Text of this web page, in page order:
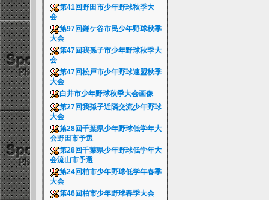
第41回野田市少年野球秋季大
会
第97回鎌ケ谷市民少年野球秋季
大会
第47回我孫子市少年野球秋季大
会
第47回松戸市少年野球連盟秋季
大会
白井市少年野球秋季大会画像
第27回我孫子近隣交流少年野球
大会
第28回千葉県少年野球低学年大
会野田市予選
第28回千葉県少年野球低学年大
会流山市予選
第24回柏市少年野球低学年春季
大会
第46回柏市少年野球春季大会